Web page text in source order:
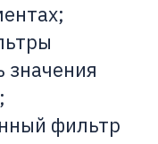
значения
фильтр